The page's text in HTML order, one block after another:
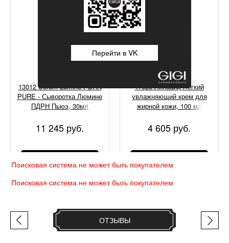
13012 Serum Lumine PDRN
PURE - Сыворотка Люмине
ПДРН Пьюэ, 30мл
11 245 руб.
47028 Липацид Легкий
увлажняющий крем для
жирной кожи, 100 мл
4 605 руб.
Поисковая система не может быть покупателем
Поисковая система не может быть покупателем
ОТЗЫВЫ
Перейти в VK